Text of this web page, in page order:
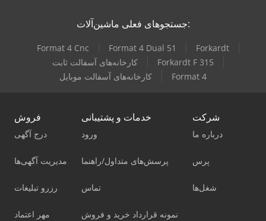
جستجوهای فعلی ماشین‌آلات:
Format 4 Cnc Format 4 Dual 51
Forkardt
کارخانه‌های آسفالت ثابت
Forkardt F 315
کارخانه‌های آسفالت موبایل
Format 4
فروش
درج آگهی
مدیریت آگهی‌ها
رزرو تبلیغات
مهر اعتماد
خدمات و پشتیبانی
ورود
پرسش‌های متداول/راهنما
تماس
نمونه قرارداد خرید و فروش
شرکت
درباره ما
پرس
شغل‌ها